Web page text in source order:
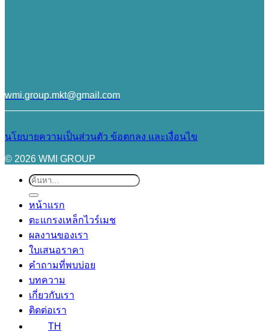
wmi.group.mkt@gmail.com
นโยบายความเป็นส่วนตัว ข้อตกลง และเงื่อนไข
© 2026 WMI GROUP
ค้นหา:
หน้าแรก
ตะแกรงเหล็กไวร์เมช
ผลงานของเรา
ใบเสนอราคา
คำถามที่พบบ่อย
บทความ
เกี่ยวกับเรา
ติดต่อเรา
TH